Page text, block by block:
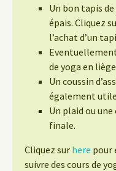
Un bon tapis
épais. Cliquez
l’achat d’un
de yoga en
Un coussin
également
Un plaid ou
finale.
Cliquez sur here pour
suivre des cours de